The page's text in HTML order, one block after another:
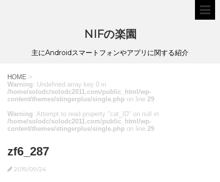
NIFの楽園
主にAndroidスマートフォンやアプリに関する紹介
HOME >
Warning: Undefined array key 0 in
/home/solodc/solodc2011.com/public_html/wp-
content/themes/stingerplus/single.php on line 29
Warning: Attempt to read property "cat_ID" on null in
/home/solodc/solodc2011.com/public_html/wp-
content/themes/stingerplus/single.php on line 29
zf6_287
2019/09/24